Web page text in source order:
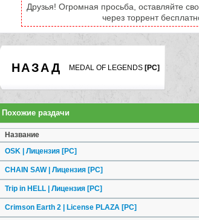
Друзья! Огромная просьба, оставляйте
через торрент
НАЗАД MEDAL OF LEGENDS [PC]
Похожие раздачи
Название
OSK | Лицензия [PC]
CHAIN SAW | Лицензия [PC]
Trip in HELL | Лицензия [PC]
Crimson Earth 2 | License PLAZA [PC]